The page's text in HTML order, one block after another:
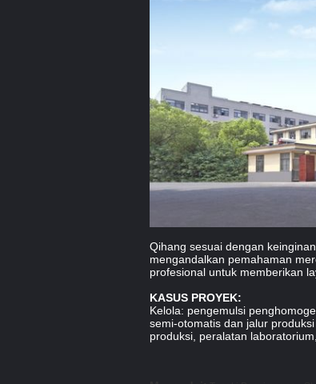
Qihang sesuai dengan
mengandalkan pemahaman
profesional untuk memberikan
KASUS PROYEK:
Kelola: pengemulsi
semi-otomatis dan jalur
produksi, peralatan